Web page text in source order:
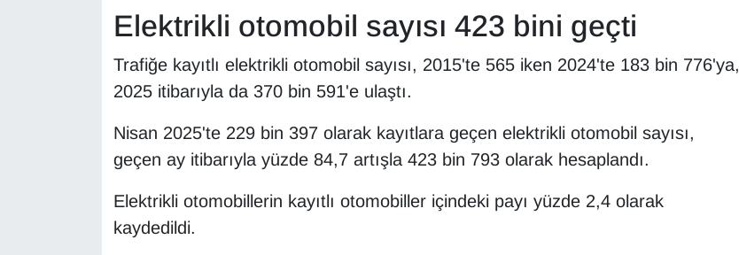
Elektrikli otomobil sayısı 423 bini geçti
Trafiğe kayıtlı elektrikli otomobil sayısı, 2015'te 565 iken 2024'te 183 bin 776'ya,
2025 itibarıyla da 370 bin 591'e ulaştı.
Nisan 2025'te 229 bin 397 olarak kayıtlara geçen elektrikli otomobil sayısı,
geçen ay itibarıyla yüzde 84,7 artışla 423 bin 793 olarak hesaplandı.
Elektrikli otomobillerin kayıtlı otomobiller içindeki payı yüzde 2,4 olarak
kaydedildi.
Kültür & Sanat
ONE EKONOMİ